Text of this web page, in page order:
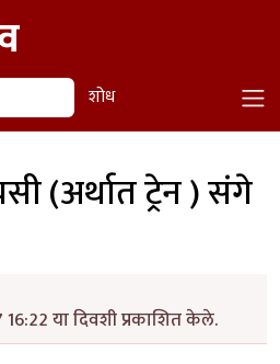
शोध
(अर्थात ट्रेन ) संगे
16:22 या दिवशी प्रकाशित केले.